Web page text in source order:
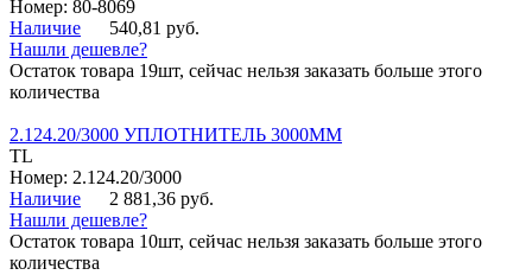
Номер: 80-8069
Наличие
540,81 руб.
Нашли дешевле?
Остаток товара 19шт, сейчас нельзя заказать больше этого
количества
2.124.20/3000 УПЛОТНИТЕЛЬ 3000ММ
TL
Номер: 2.124.20/3000
Наличие
2 881,36 руб.
Нашли дешевле?
Остаток товара 10шт, сейчас нельзя заказать больше этого
количества